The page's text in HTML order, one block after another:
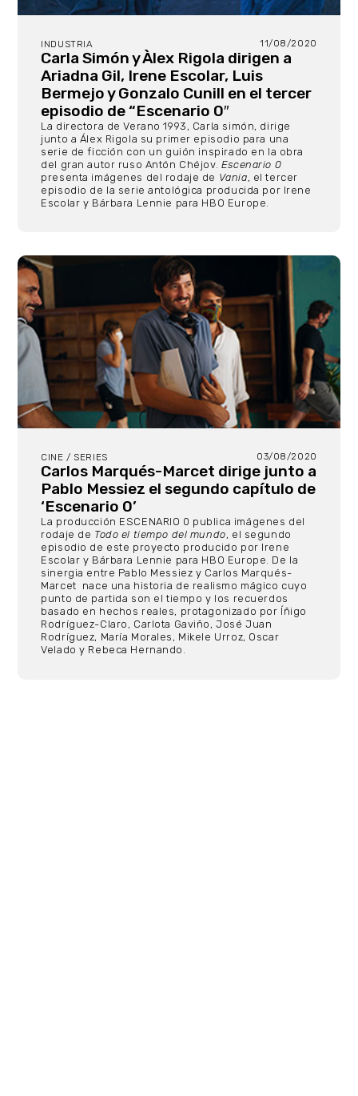
INDUSTRIA 11/08/2020
Carla Simón y Àlex Rigola dirigen a
Ariadna Gil, Irene Escolar, Luis
Bermejo y Gonzalo Cunill en el tercer
episodio de “Escenario 0″
La directora de Verano 1993, Carla simón, dirige
junto a Álex Rigola su primer episodio para una
serie de ficción con un guión inspirado en la obra
del gran autor ruso Antón Chéjov. Escenario 0
presenta imágenes del rodaje de Vania, el tercer
episodio de la serie antológica producida por Irene
Escolar y Bárbara Lennie para HBO Europe.
CINE / SERIES 03/08/2020
Carlos Marqués-Marcet dirige junto a
Pablo Messiez el segundo capítulo de
‘Escenario 0’
La producción ESCENARIO 0 publica imágenes del
rodaje de Todo el tiempo del mundo, el segundo
episodio de este proyecto producido por Irene
Escolar y Bárbara Lennie para HBO Europe. De la
sinergia entre Pablo Messiez y Carlos Marqués-
Marcet nace una historia de realismo mágico cuyo
punto de partida son el tiempo y los recuerdos
basado en hechos reales, protagonizado por Íñigo
Rodríguez-Claro, Carlota Gaviño, José Juan
Rodríguez, María Morales, Mikele Urroz, Oscar
Velado y Rebeca Hernando.